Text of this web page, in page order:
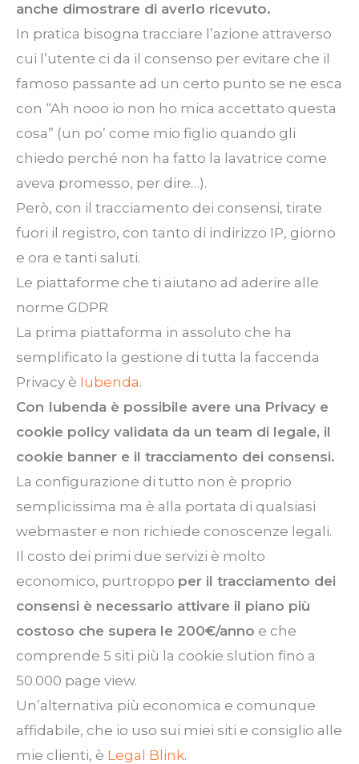
anche dimostrare di averlo ricevuto.
In pratica bisogna tracciare l’azione attraverso
cui l’utente ci da il consenso per evitare che il
famoso passante ad un certo punto se ne esca
con “Ah nooo io non ho mica accettato questa
cosa” (un po’ come mio figlio quando gli
chiedo perché non ha fatto la lavatrice come
aveva promesso, per dire…).
Però, con il tracciamento dei consensi, tirate
fuori il registro, con tanto di indirizzo IP, giorno
e ora e tanti saluti.
Le piattaforme che ti aiutano ad aderire alle
norme GDPR
La prima piattaforma in assoluto che ha
semplificato la gestione di tutta la faccenda
Privacy è Iubenda.
Con Iubenda è possibile avere una Privacy e
cookie policy validata da un team di legale, il
cookie banner e il tracciamento dei consensi.
La configurazione di tutto non è proprio
semplicissima ma è alla portata di qualsiasi
webmaster e non richiede conoscenze legali.
Il costo dei primi due servizi è molto
economico, purtroppo per il tracciamento dei
consensi è necessario attivare il piano più
costoso che supera le 200€/anno e che
comprende 5 siti più la cookie slution fino a
50.000 page view.
Un’alternativa più economica e comunque
affidabile, che io uso sui miei siti e consiglio alle
mie clienti, è Legal Blink.